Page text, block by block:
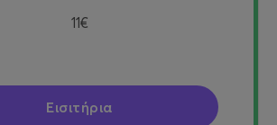
11€
Εισιτήρια